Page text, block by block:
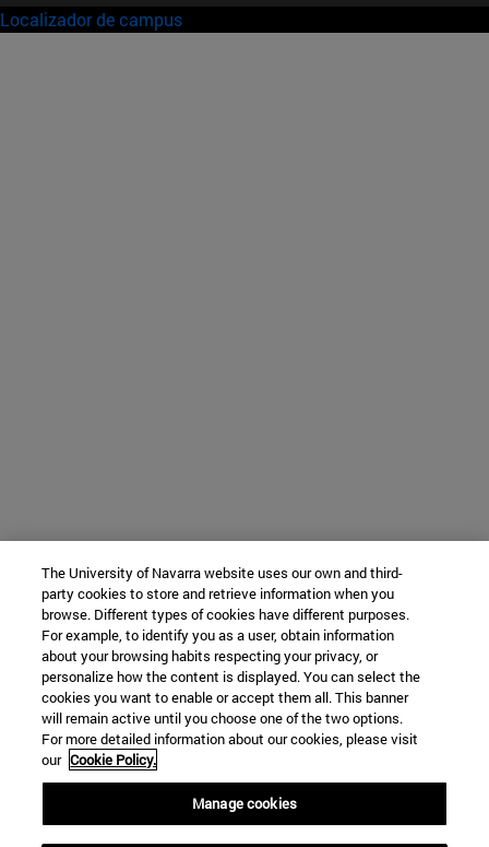
Localizador de campus
The University of Navarra website uses our own and third-
party cookies to store and retrieve information when you
browse. Different types of cookies have different purposes.
For example, to identify you as a user, obtain information
about your browsing habits respecting your privacy, or
personalize how the content is displayed. You can select the
cookies you want to enable or accept them all. This banner
will remain active until you choose one of the two options.
For more detailed information about our cookies, please visit
our Cookie Policy.
Manage cookies